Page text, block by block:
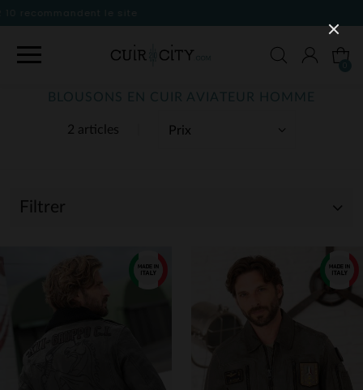
2 articles
BLOUSONS EN CUIR AVIATEUR HOMME
Filtrer